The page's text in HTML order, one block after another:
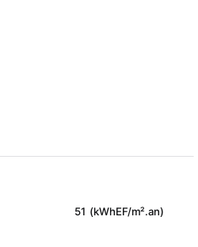
51 (kWhEF/m².an)